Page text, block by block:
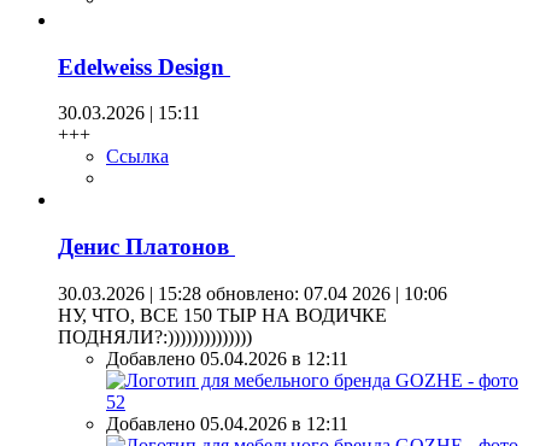
Edelweiss Design
30.03.2026 | 15:11
+++
Ссылка
Денис Платонов
30.03.2026 | 15:28 обновлено: 07.04 2026 | 10:06
НУ, ЧТО, ВСЕ 150 ТЫР НА ВОДИЧКЕ
ПОДНЯЛИ?:))))))))))))))
Добавлено 05.04.2026 в 12:11
Добавлено 05.04.2026 в 12:11